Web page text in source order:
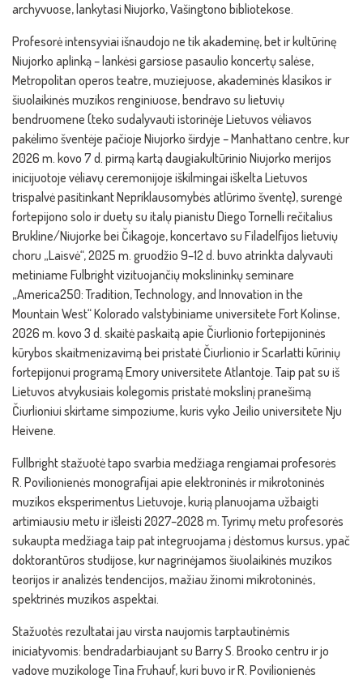
archyvuose, lankytasi Niujorko, Vašingtono bibliotekose.
Profesorė intensyviai išnaudojo ne tik akademinę, bet ir kultūrinę
Niujorko aplinką – lankėsi garsiose pasaulio koncertų salėse,
Metropolitan operos teatre, muziejuose, akademinės klasikos ir
šiuolaikinės muzikos renginiuose, bendravo su lietuvių
bendruomene (teko sudalyvauti istorinėje Lietuvos vėliavos
pakėlimo šventėje pačioje Niujorko širdyje – Manhattano centre, kur
2026 m. kovo 7 d. pirmą kartą daugiakultūrinio Niujorko merijos
inicijuotoje vėliavų ceremonijoje iškilmingai iškelta Lietuvos
trispalvė pasitinkant Nepriklausomybės atlūrimo šventę), surengė
fortepijono solo ir duetų su italų pianistu Diego Tornelli rečitalius
Brukline/Niujorke bei Čikagoje, koncertavo su Filadelfijos lietuvių
choru „Laisvė“, 2025 m. gruodžio 9–12 d. buvo atrinkta dalyvauti
metiniame Fulbright vizituojančių mokslininkų seminare
„America250: Tradition, Technology, and Innovation in the
Mountain West“ Kolorado valstybiniame universitete Fort Kolinse,
2026 m. kovo 3 d. skaitė paskaitą apie Čiurlionio fortepijoninės
kūrybos skaitmenizavimą bei pristatė Čiurlionio ir Scarlatti kūrinių
fortepijonui programą Emory universitete Atlantoje. Taip pat su iš
Lietuvos atvykusiais kolegomis pristatė mokslinį pranešimą
Čiurlioniui skirtame simpoziume, kuris vyko Jeilio universitete Nju
Heivene.
Fullbright stažuotė tapo svarbia medžiaga rengiamai profesorės
R. Povilionienės monografijai apie elektroninės ir mikrotoninės
muzikos eksperimentus Lietuvoje, kurią planuojama užbaigti
artimiausiu metu ir išleisti 2027–2028 m. Tyrimų metu profesorės
sukaupta medžiaga taip pat integruojama į dėstomus kursus, ypač
doktorantūros studijose, kur nagrinėjamos šiuolaikinės muzikos
teorijos ir analizės tendencijos, mažiau žinomi mikrotoninės,
spektrinės muzikos aspektai.
Stažuotės rezultatai jau virsta naujomis tarptautinėmis
iniciatyvomis: bendradarbiaujant su Barry S. Brooko centru ir jo
vadove muzikologe Tina Fruhauf, kuri buvo ir R. Povilionienės